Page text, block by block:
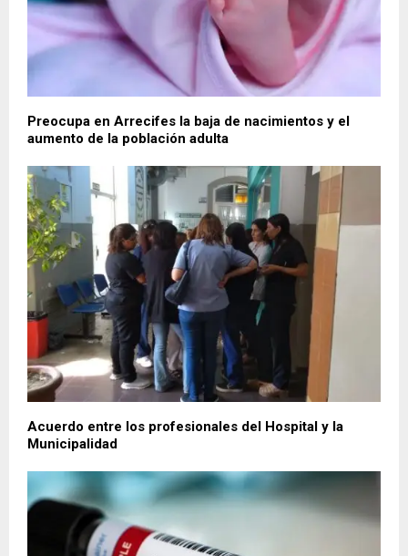
Preocupa en Arrecifes la baja de nacimientos y el
aumento de la población adulta
Acuerdo entre los profesionales del Hospital y la
Municipalidad